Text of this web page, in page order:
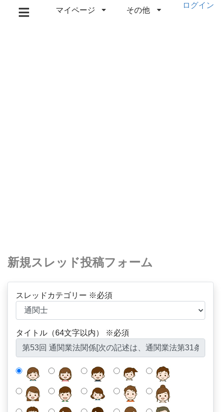
マイページ その他
ログイン
新規スレッド投稿フォーム
スレッドカテゴリー ※必須
タイトル（64文字以内） ※必須